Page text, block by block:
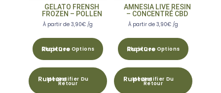
GELATO FRENSH
FROZEN – POLLEN
À partir de 3,90€ /g
Choix Des Options
Me Notifier Du
Retour
AMNESIA LIVE RESIN
– CONCENTRÉ CBD
À partir de 3,90€ /g
Choix Des Options
Me Notifier Du
Retour